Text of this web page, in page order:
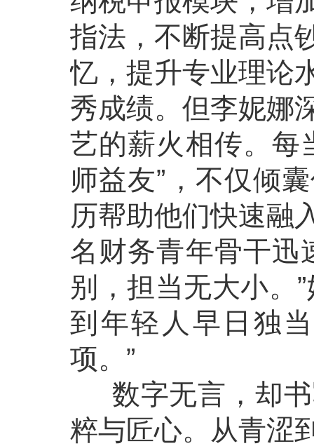
指法，不断提高点
忆，提升专业理论
秀成绩。但李妮娜
艺的薪火相传。每
师益友”，不仅倾
历帮助他们快速融
名财务青年骨干迅
别，担当无大小。
到年轻人早日独
项。”
数字无言，却书
粹与匠心。从青涩